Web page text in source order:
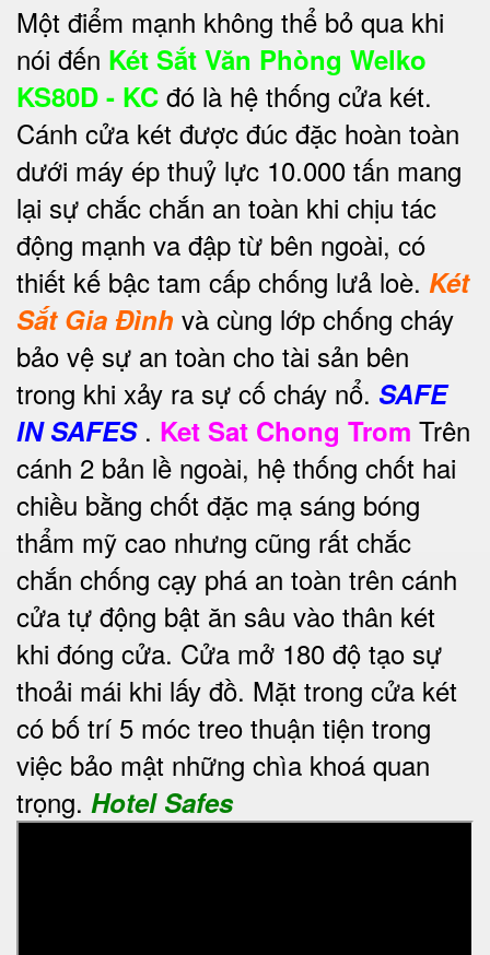
Một điểm mạnh không thể bỏ qua khi
nói đến Két Sắt Văn Phòng Welko
KS80D - KC đó là hệ thống cửa két.
Cánh cửa két được đúc đặc hoàn toàn
dưới máy ép thuỷ lực 10.000 tấn mang
lại sự chắc chắn an toàn khi chịu tác
động mạnh va đập từ bên ngoài, có
thiết kế bậc tam cấp chống lưả loè. Két
Sắt Gia Đình và cùng lớp chống cháy
bảo vệ sự an toàn cho tài sản bên
trong khi xảy ra sự cố cháy nổ. SAFE
IN SAFES. Ket Sat Chong Trom Trên
cánh 2 bản lề ngoài, hệ thống chốt hai
chiều bằng chốt đặc mạ sáng bóng
thẩm mỹ cao nhưng cũng rất chắc
chắn chống cạy phá an toàn trên cánh
cửa tự động bật ăn sâu vào thân két
khi đóng cửa. Cửa mở 180 độ tạo sự
thoải mái khi lấy đồ. Mặt trong cửa két
có bố trí 5 móc treo thuận tiện trong
việc bảo mật những chìa khoá quan
trọng. Hotel Safes